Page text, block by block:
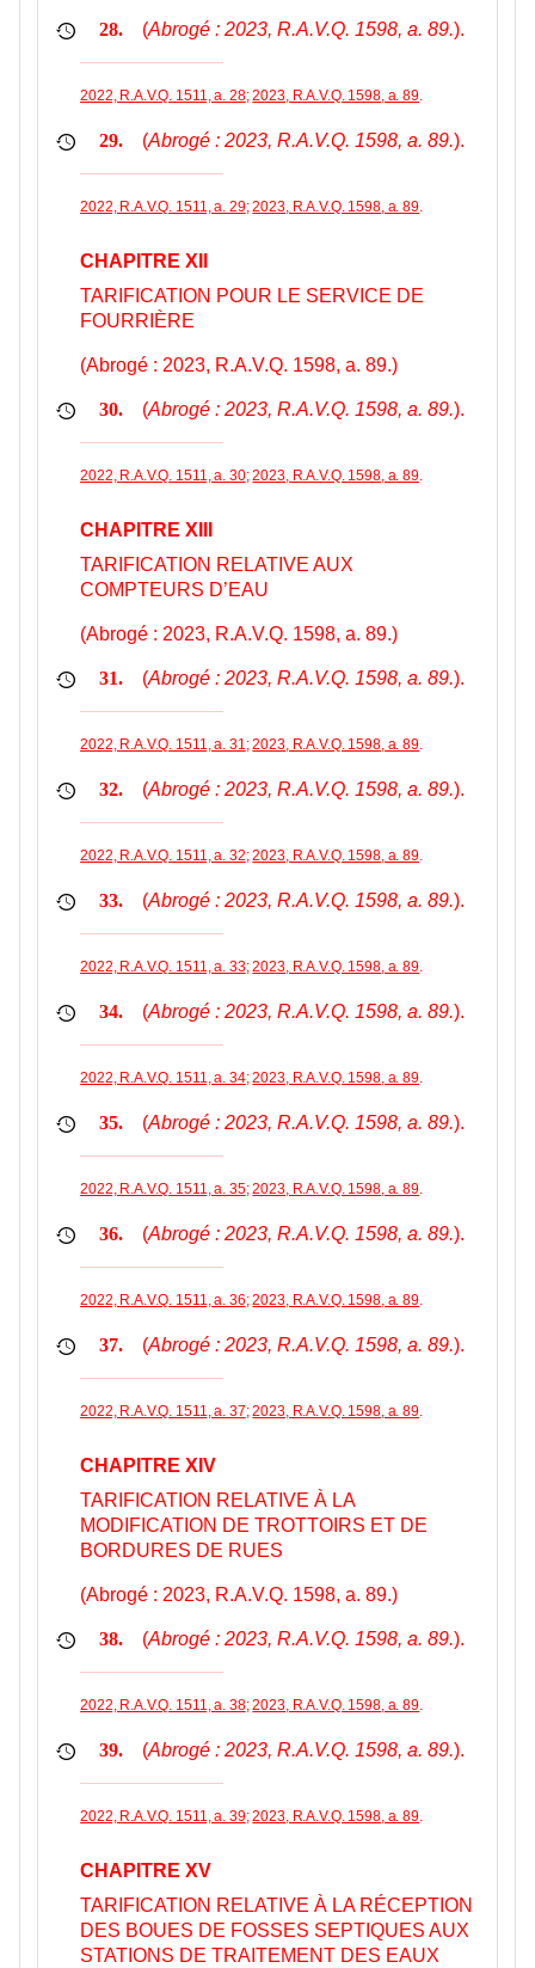
28. (Abrogé : 2023, R.A.V.Q. 1598, a. 89.).
2022, R.A.V.Q. 1511, a. 28;2023, R.A.V.Q. 1598, a. 89.
29. (Abrogé : 2023, R.A.V.Q. 1598, a. 89.).
2022, R.A.V.Q. 1511, a. 29;2023, R.A.V.Q. 1598, a. 89.
CHAPITRE XII
TARIFICATION POUR LE SERVICE DE
FOURRIÈRE
(Abrogé : 2023, R.A.V.Q. 1598, a. 89.)
30. (Abrogé : 2023, R.A.V.Q. 1598, a. 89.).
2022, R.A.V.Q. 1511, a. 30;2023, R.A.V.Q. 1598, a. 89.
CHAPITRE XIII
TARIFICATION RELATIVE AUX
COMPTEURS D’EAU
(Abrogé : 2023, R.A.V.Q. 1598, a. 89.)
31. (Abrogé : 2023, R.A.V.Q. 1598, a. 89.).
2022, R.A.V.Q. 1511, a. 31 ;2023, R.A.V.Q. 1598, a. 89.
32. (Abrogé : 2023, R.A.V.Q. 1598, a. 89.).
2022, R.A.V.Q. 1511, a. 32;2023, R.A.V.Q. 1598, a. 89.
33. (Abrogé : 2023, R.A.V.Q. 1598, a. 89.).
2022, R.A.V.Q. 1511, a. 33;2023, R.A.V.Q. 1598, a. 89.
34. (Abrogé : 2023, R.A.V.Q. 1598, a. 89.).
2022, R.A.V.Q. 1511, a. 34;2023, R.A.V.Q. 1598, a. 89.
35. (Abrogé : 2023, R.A.V.Q. 1598, a. 89.).
2022, R.A.V.Q. 1511, a. 35;2023, R.A.V.Q. 1598, a. 89.
36. (Abrogé : 2023, R.A.V.Q. 1598, a. 89.).
2022, R.A.V.Q. 1511, a. 36;2023, R.A.V.Q. 1598, a. 89.
37. (Abrogé : 2023, R.A.V.Q. 1598, a. 89.).
2022, R.A.V.Q. 1511, a. 37;2023, R.A.V.Q. 1598, a. 89.
CHAPITRE XIV
TARIFICATION RELATIVE À LA
MODIFICATION DE TROTTOIRS ET DE
BORDURES DE RUES
(Abrogé : 2023, R.A.V.Q. 1598, a. 89.)
38. (Abrogé : 2023, R.A.V.Q. 1598, a. 89.).
2022, R.A.V.Q. 1511, a. 38;2023, R.A.V.Q. 1598, a. 89.
39. (Abrogé : 2023, R.A.V.Q. 1598, a. 89.).
2022, R.A.V.Q. 1511, a. 39;2023, R.A.V.Q. 1598, a. 89.
CHAPITRE XV
TARIFICATION RELATIVE À LA RÉCEPTION
DES BOUES DE FOSSES SEPTIQUES AUX
STATIONS DE TRAITEMENT DES EAUX